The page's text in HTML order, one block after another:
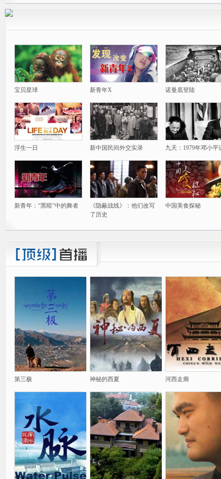
宝贝星球 新青年X 诺曼底登陆
浮生一日 新中国民间外交实录 九天：1979年邓小平
新青年：“黑暗”中的舞者
《隐蔽战线》：他们改写
了历史
中国美食探秘
第三极 神秘的西夏 河西走廊